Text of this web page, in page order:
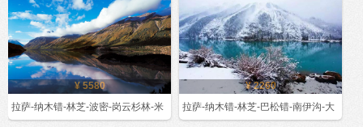
¥ 5580
拉萨-纳木错-林芝-波密-岗云杉林-米
¥ 2260
拉萨-纳木错-林芝-巴松错-南伊沟-大